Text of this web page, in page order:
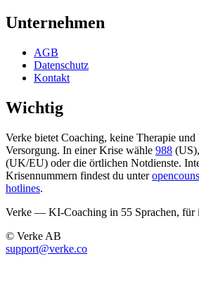
Unternehmen
AGB
Datenschutz
Kontakt
Wichtig
Verke bietet Coaching, keine Therapie
Versorgung. In einer Krise wähle 988
(UK/EU) oder die örtlichen Notdienste.
Krisennummern findest du unter
hotlines.
Verke — KI-Coaching in 55 Sprachen, für
© Verke AB
support@verke.co